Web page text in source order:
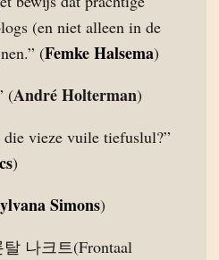
(en niet alleen in de
(Femke Halsema)
(André Holterman)
vieze vuile tiefuslul?”
)
Simons)
나크트(Frontaal